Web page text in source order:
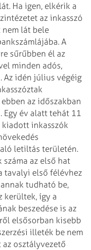
Ha igen, elkérik a
az inkasszó
nem lát bele
A
sűrűbben él az
minden adós,
Az idén július végéig
az időszakban
Egy év alatt tehát 11
kiadott inkasszók
letiltás területén.
száma az első hat
tavalyi első félévhez
tudható be,
kerültek, így a
beszedése is az
elsősorban kisebb
illeték be nem
osztályvezető